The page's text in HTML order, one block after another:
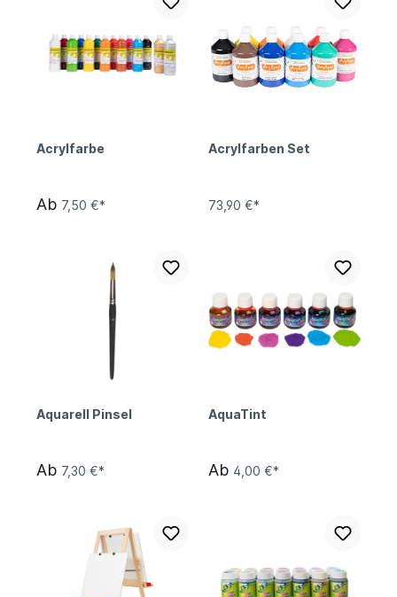
Acrylfarbe
Ab 7,50 €*
Acrylfarben Set
73,90 €*
Aquarell Pinsel
Ab 7,30 €*
AquaTint
Ab 4,00 €*